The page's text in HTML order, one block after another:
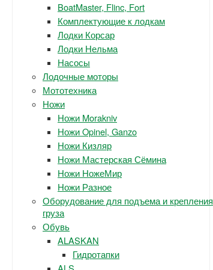
BoatMaster, Flinc, Fort
Комплектующие к лодкам
Лодки Корсар
Лодки Нельма
Насосы
Лодочные моторы
Мототехника
Ножи
Ножи Morakniv
Ножи Opinel, Ganzo
Ножи Кизляр
Ножи Мастерская Сёмина
Ножи НожеМир
Ножи Разное
Оборудование для подъема и крепления
груза
Обувь
ALASKAN
Гидротапки